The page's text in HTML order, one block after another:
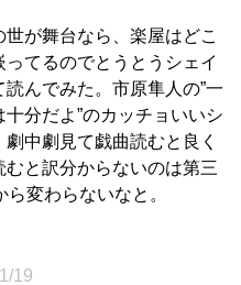
が舞台なら、楽屋はどこ
てるのでとうとうシェイ
んでみた。市原隼人の”一
分だよ”のカッチョいいシ
中劇見て戯曲読むと良く
と訳分からないのは第三
変わらないなと。
19